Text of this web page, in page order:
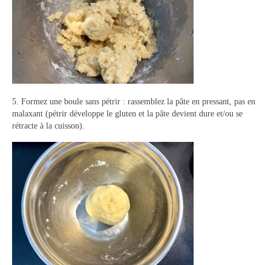
5. Formez une boule sans pétrir : rassemblez la pâte en pressant, pas en
malaxant (pétrir développe le gluten et la pâte devient dure et/ou se
rétracte à la cuisson).